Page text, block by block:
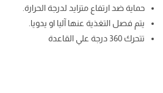
حماية ضد ارتفاع متزايد لدرجة الحرارة.
يتم فصل التغذية عنها آليا او يدويا.
تتحرك 360 درجة علي القاعدة